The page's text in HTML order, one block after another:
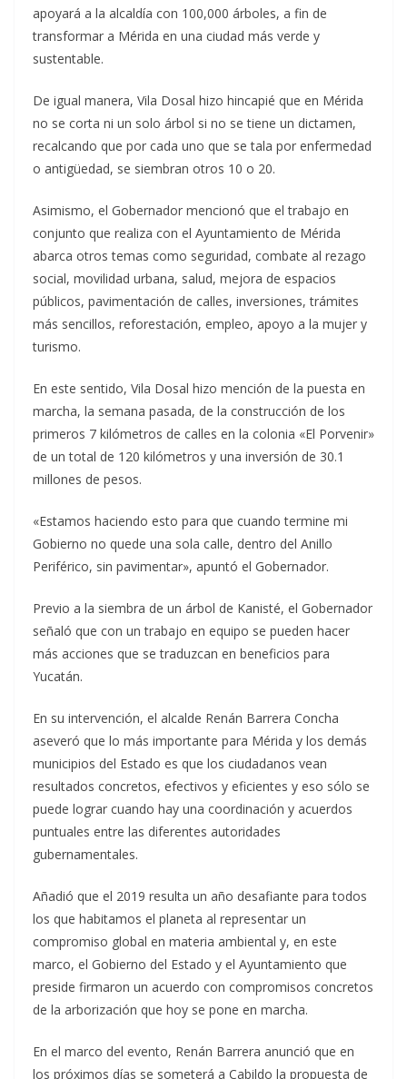
apoyará a la alcaldía con 100,000 árboles, a fin de
transformar a Mérida en una ciudad más verde y
sustentable.
De igual manera, Vila Dosal hizo hincapié que en Mérida
no se corta ni un solo árbol si no se tiene un dictamen,
recalcando que por cada uno que se tala por enfermedad
o antigüedad, se siembran otros 10 o 20.
Asimismo, el Gobernador mencionó que el trabajo en
conjunto que realiza con el Ayuntamiento de Mérida
abarca otros temas como seguridad, combate al rezago
social, movilidad urbana, salud, mejora de espacios
públicos, pavimentación de calles, inversiones, trámites
más sencillos, reforestación, empleo, apoyo a la mujer y
turismo.
En este sentido, Vila Dosal hizo mención de la puesta en
marcha, la semana pasada, de la construcción de los
primeros 7 kilómetros de calles en la colonia «El Porvenir»
de un total de 120 kilómetros y una inversión de 30.1
millones de pesos.
«Estamos haciendo esto para que cuando termine mi
Gobierno no quede una sola calle, dentro del Anillo
Periférico, sin pavimentar», apuntó el Gobernador.
Previo a la siembra de un árbol de Kanisté, el Gobernador
señaló que con un trabajo en equipo se pueden hacer
más acciones que se traduzcan en beneficios para
Yucatán.
En su intervención, el alcalde Renán Barrera Concha
aseveró que lo más importante para Mérida y los demás
municipios del Estado es que los ciudadanos vean
resultados concretos, efectivos y eficientes y eso sólo se
puede lograr cuando hay una coordinación y acuerdos
puntuales entre las diferentes autoridades
gubernamentales.
Añadió que el 2019 resulta un año desafiante para todos
los que habitamos el planeta al representar un
compromiso global en materia ambiental y, en este
marco, el Gobierno del Estado y el Ayuntamiento que
preside firmaron un acuerdo con compromisos concretos
de la arborización que hoy se pone en marcha.
En el marco del evento, Renán Barrera anunció que en
los próximos días se someterá a Cabildo la propuesta de